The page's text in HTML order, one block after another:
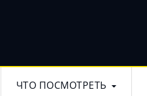
ЧТО ПОСМОТРЕТЬ